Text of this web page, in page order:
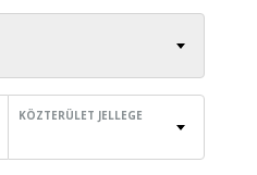
KÖZTERÜLET JELLEGE